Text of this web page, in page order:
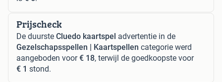
Prijscheck
De duurste Cluedo kaartspel advertentie in de
Gezelschapsspellen | Kaartspellen categorie werd
aangeboden voor€ 18, terwijl de goedkoopste voor
€ 1 stond.